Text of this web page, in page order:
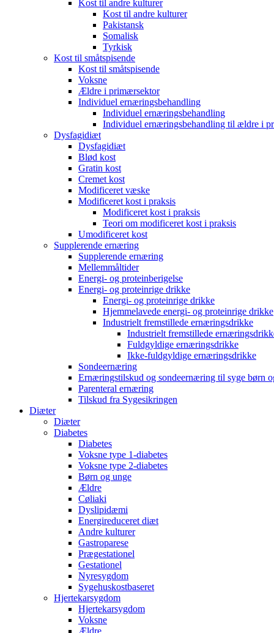
Kost til andre kulturer
Kost til andre kulturer
Pakistansk
Somalisk
Tyrkisk
Kost til småtspisende
Kost til småtspisende
Voksne
Ældre i primærsektor
Individuel ernæringsbehandling
Individuel ernæringsbehandling
Individuel ernæringsbehandling til ældre i
Dysfagidiæt
Dysfagidiæt
Blød kost
Gratin kost
Cremet kost
Modificeret væske
Modificeret kost i praksis
Modificeret kost i praksis
Teori om modificeret kost i praksis
Umodificeret kost
Supplerende ernæring
Supplerende ernæring
Mellemmåltider
Energi- og proteinberigelse
Energi- og proteinrige drikke
Energi- og proteinrige drikke
Hjemmelavede energi- og proteinrige drikke
Industrielt fremstillede ernæringsdrikke
Industrielt fremstillede
Fuldgyldige ernæringsdrikke
Ikke-fuldgyldige ernæringsdrikke
Sondeernæring
Ernæringstilskud og sondeernæring til syge børn
Parenteral ernæring
Tilskud fra Sygesikringen
Diæter
Diæter
Diabetes
Diabetes
Voksne type 1-diabetes
Voksne type 2-diabetes
Børn og unge
Ældre
Cøliaki
Dyslipidæmi
Energireduceret diæt
Andre kulturer
Gastroparese
Prægestationel
Gestationel
Nyresygdom
Sygehuskostbaseret
Hjertekarsygdom
Hjertekarsygdom
Voksne
Ældre